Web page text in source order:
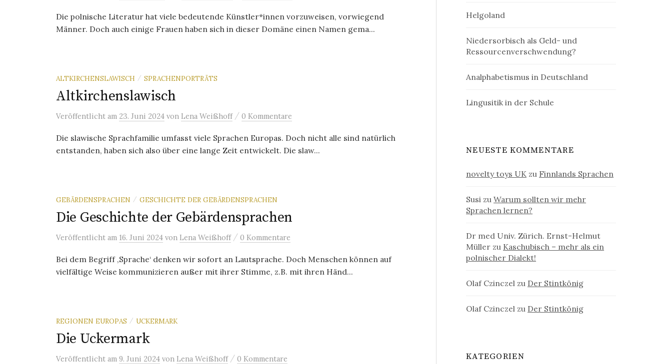
Die polnische Literatur hat viele bedeutende Künstler*innen vorzuweisen, vorwiegend
Männer. Doch auch einige Frauen haben sich in dieser Domäne einen Namen gema...
ALTKIRCHENSLAWISCH / SPRACHENPORTRÄTS
Altkirchenslawisch
Veröffentlicht am 23. Juni 2024 von Lena Weißhoff / 0 Kommentare
Die slawische Sprachfamilie umfasst viele Sprachen Europas. Doch nicht alle sind natürlich
entstanden, haben sich also über eine lange Zeit entwickelt. Die slaw...
GEBÄRDENSPRACHEN / GESCHICHTE DER GEBÄRDENSPRACHEN
Die Geschichte der Gebärdensprachen
Veröffentlicht am 16. Juni 2024 von Lena Weißhoff / 0 Kommentare
Bei dem Begriff ‚Sprache‘ denken wir sofort an Lautsprache. Doch Menschen können auf
vielfältige Weise kommunizieren außer mit ihrer Stimme, z.B. mit ihren Händ...
REGIONEN EUROPAS / UCKERMARK
Die Uckermark
Veröffentlicht am 9. Juni 2024 von Lena Weißhoff / 0 Kommentare
Helgoland
Niedersorbisch als Geld- und
Ressourcenverschwendung?
Analphabetismus in Deutschland
Lingusitik in der Schule
NEUESTE KOMMENTARE
novelty toys UK zu Finnlands Sprachen
Susi zuWarum sollten wir mehr
Sprachen lernen?
Dr med Univ. Zürich. Ernst-Helmut
Müller zu Kaschubisch – mehr als ein
polnischer Dialekt!
Olaf Czinczel zu Der Stintkönig
Olaf Czinczel zu Der Stintkönig
KATEGORIEN